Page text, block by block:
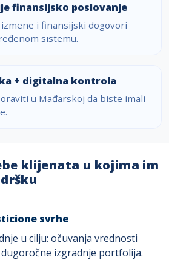
finansijsko poslovanje
i finansijski dogovori
sistemu.
+ digitalna kontrola
u Mađarskoj da biste imali
klijenata u kojima im
svrhe
u cilju: očuvanja vrednosti
izgradnje portfolija.